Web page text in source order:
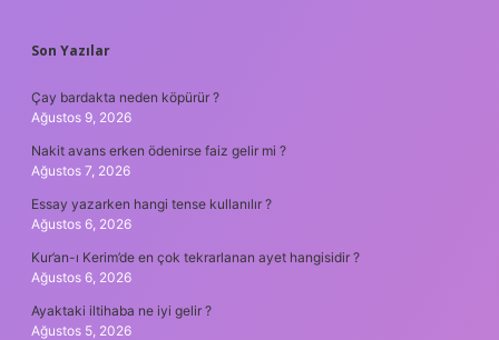
Son Yazılar
Çay bardakta neden köpürür ?
Ağustos 9, 2026
Nakit avans erken ödenirse faiz gelir mi ?
Ağustos 7, 2026
Essay yazarken hangi tense kullanılır ?
Ağustos 6, 2026
Kur’an-ı Kerim’de en çok tekrarlanan ayet hangisidir ?
Ağustos 6, 2026
Ayaktaki iltihaba ne iyi gelir ?
Ağustos 5, 2026